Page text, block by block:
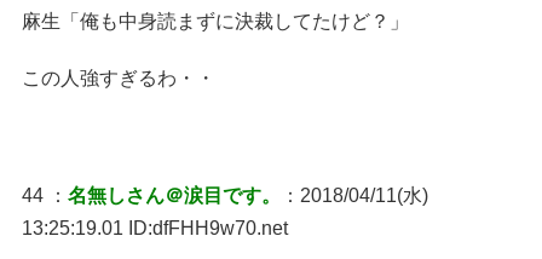
麻生「俺も中身読まずに決裁してたけど？」
この人強すぎるわ・・
44 ： 名無しさん＠涙目です。
：2018/04/11(水)
13:25:19.01 ID:dfFHH9w70.net